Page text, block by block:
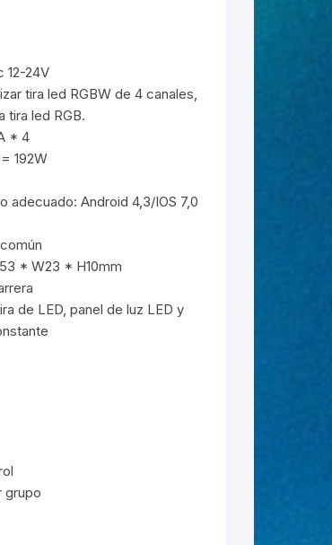
12-24V
tira led RGBW de 4 canales,
tira led RGB.
* 4
192W
adecuado: Android 4,3/IOS 7,0
* W23 * H10mm
de LED, panel de luz LED y
grupo